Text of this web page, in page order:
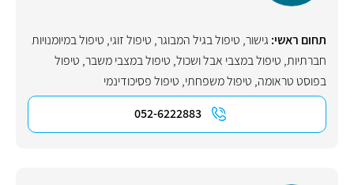
תחום ראשי: גישור, טיפול בגיל המבוגר, טיפול זוגי, טיפול במיומנויות
חברתיות, טיפול במצבי אבל ושכול, טיפול במצבי משבר, טיפול
בפוסט טראומה, טיפול משפחתי, טיפול פסיכודינמי
052-6222883